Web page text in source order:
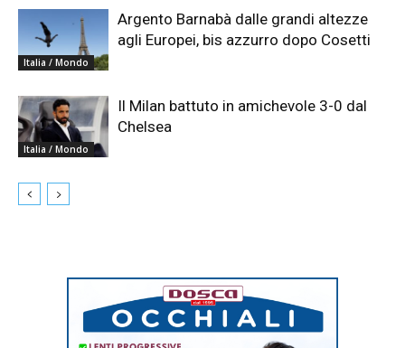
Italia / Mondo
Argento Barnabà dalle grandi altezze
agli Europei, bis azzurro dopo Cosetti
Italia / Mondo
Il Milan battuto in amichevole 3-0 dal
Chelsea